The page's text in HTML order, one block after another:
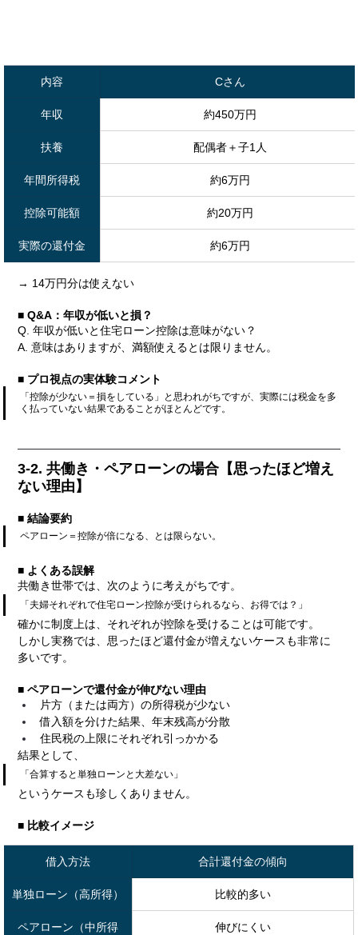
内容 Cさん
年収 約450万円
扶養 配偶者＋子1人
年間所得税 約6万円
控除可能額 約20万円
実際の還付金 約6万円
→ 14万円分は使えない
■ Q&A：年収が低いと損？
Q. 年収が低いと住宅ローン控除は意味がない？
A. 意味はありますが、満額使えるとは限りません。
■ プロ視点の実体験コメント
「控除が少ない＝損をしている」と思われがちですが、実際には税金を多
く払っていない結果であることがほとんどです。
3-2. 共働き・ペアローンの場合【思ったほど増え
ない理由】
■ 結論要約
ペアローン＝控除が倍になる、とは限らない。
■ よくある誤解
共働き世帯では、次のように考えがちです。
「夫婦それぞれで住宅ローン控除が受けられるなら、お得では？」
確かに制度上は、それぞれが控除を受けることは可能です。
しかし実務では、思ったほど還付金が増えないケースも非常に
多いです。
■ ペアローンで還付金が伸びない理由
片方（または両方）の所得税が少ない
借入額を分けた結果、年末残高が分散
住民税の上限にそれぞれ引っかかる
結果として、
「合算すると単独ローンと大差ない」
というケースも珍しくありません。
■ 比較イメージ
借入方法 合計還付金の傾向
単独ローン（高所得） 比較的多い
ペアローン（中所得
伸びにくい